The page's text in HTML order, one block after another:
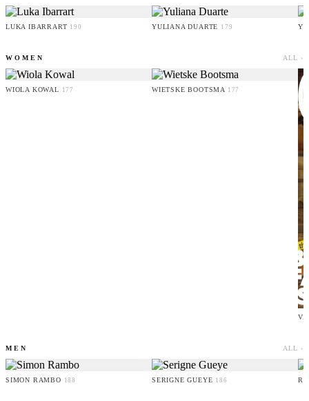
LUKA IBARRART 190 YULIANA DUARTE 179
WOMEN ALL ›
WIOLA KOWAL 177 WIETSKE BOOTSMA 177
MEN ALL ›
SIMON RAMBO 188 SERIGNE GUEYE 186